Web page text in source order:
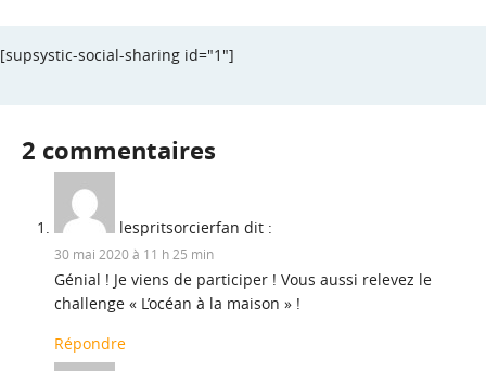
[supsystic-social-sharing id="1"]
2 commentaires
lespritsorcierfan dit :
30 mai 2020 à 11 h 25 min
Génial ! Je viens de participer ! Vous aussi relevez le
challenge « L’océan à la maison » !
Répondre